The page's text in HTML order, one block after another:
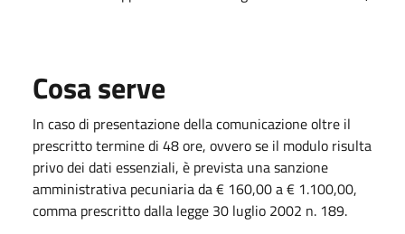
Cosa serve
In caso di presentazione della comunicazione oltre il
prescritto termine di 48 ore, ovvero se il modulo risulta
privo dei dati essenziali, è prevista una sanzione
amministrativa pecuniaria da € 160,00 a € 1.100,00,
comma prescritto dalla legge 30 luglio 2002 n. 189.